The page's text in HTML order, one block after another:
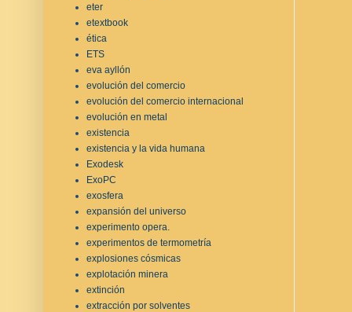
eter
etextbook
ética
ETS
eva ayllón
evolución del comercio
evolución del comercio internacional
evolución en metal
existencia
existencia y la vida humana
Exodesk
ExoPC
exosfera
expansión del universo
experimento opera.
experimentos de termometría
explosiones cósmicas
explotación minera
extinción
extracción por solventes